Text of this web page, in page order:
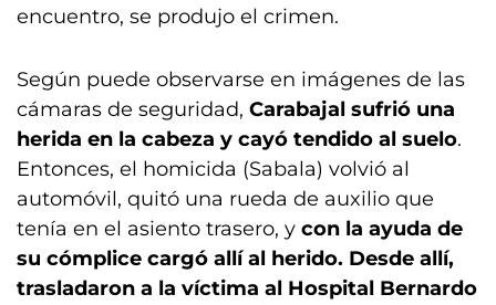
encuentro, se produjo el crimen.
Según puede observarse en imágenes de las
cámaras de seguridad, Carabajal sufrió una
herida en la cabeza y cayó tendido al suelo.
Entonces, el homicida (Sabala) volvió al
automóvil, quitó una rueda de auxilio que
tenía en el asiento trasero, y con la ayuda de
su cómplice cargó allí al herido. Desde allí,
trasladaron a la víctima al Hospital Bernardo